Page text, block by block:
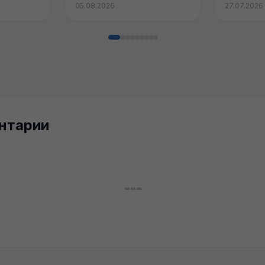
05.08.2026 27.07.2026